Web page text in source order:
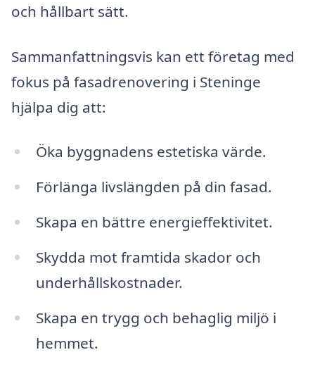
och hållbart sätt.
Sammanfattningsvis kan ett företag med
fokus på fasadrenovering i Steninge
hjälpa dig att:
Öka byggnadens estetiska värde.
Förlänga livslängden på din fasad.
Skapa en bättre energieffektivitet.
Skydda mot framtida skador och
underhållskostnader.
Skapa en trygg och behaglig miljö i
hemmet.